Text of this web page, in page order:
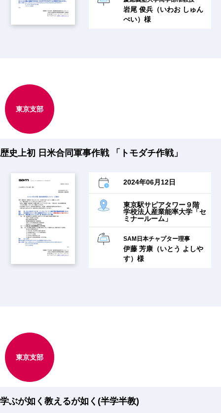
岩尾 俊兵（いわお しゅん
ぺい）様
東京支部
歴史上初 日米合同軍事作戦 「トモダチ作戦」
2024年06月12日
東京駅サピアタワー９階
学校法人産業能率大学「セ
ミナールーム」
SAM日本チャプター理事
伊藤 芳康（いとう よしや
す）様
東京支部
学ぶが如く教えるが如く(半学半教)